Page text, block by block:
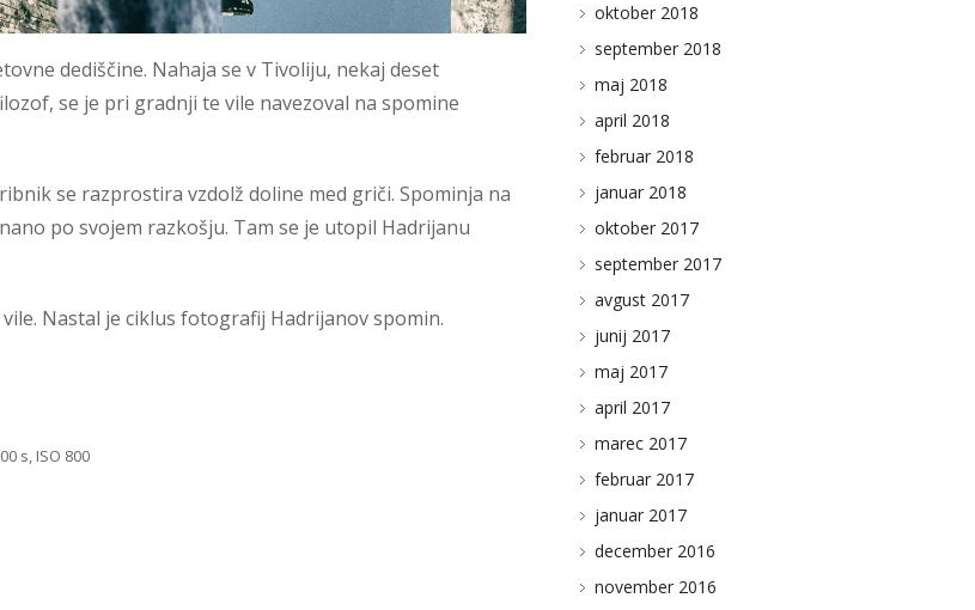
BLOG
STUDIO KUNAVER
KLEMEN KUNAVER
dediščine. Nahaja se v Tivoliju, nekaj deset
se je pri gradnji te vile navezoval na spomine
se razprostira vzdolž doline med griči. Spominja na
po svojem razkošju. Tam se je utopil Hadrijanu
Nastal je ciklus fotografij Hadrijanov spomin.
s, ISO 800
oktober 2018
september 2018
maj 2018
april 2018
februar 2018
januar 2018
oktober 2017
september 2017
avgust 2017
junij 2017
maj 2017
april 2017
marec 2017
februar 2017
januar 2017
december 2016
november 2016